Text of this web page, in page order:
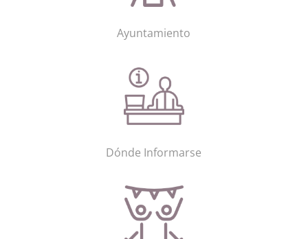
Ayuntamiento
Dónde Informarse